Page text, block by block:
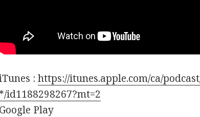
:https://itunes.apple.com/ca/
*/id1188298267?mt=2
Google Play